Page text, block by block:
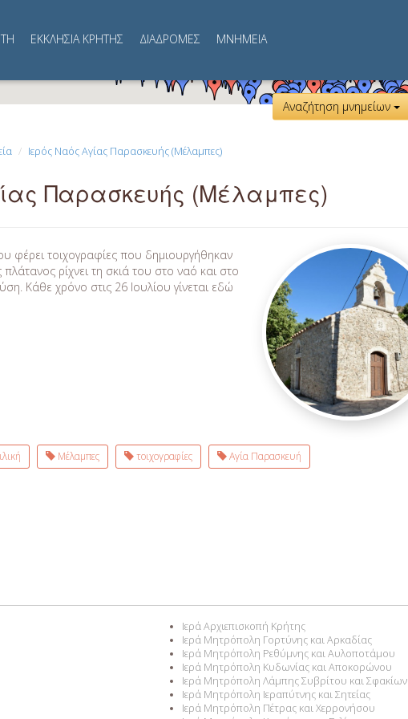
ΕΚΚΛΗΣΙΑ ΚΡΗΤΗΣ ΔΙΑΔΡΟΜΕΣ MNHMEIA
Αναζήτηση μνημείων
Ιερός Ναός Αγίας Παρασκευής (Μέλαμπες)
Παρασκευής (Μέλαμπες)
φέρει τοιχογραφίες που δημιουργήθηκαν
ρίχνει τη σκιά του στο ναό και στο
Κάθε χρόνο στις 26 Ιουλίου γίνεται εδώ
Μέλαμπες τοιχογραφίες Αγία Παρασκευή
Ιερά Αρχιεπισκοπή Κρήτης
Ιερά Μητρόπολη Γορτύνης και Αρκαδίας
Ιερά Μητρόπολη Ρεθύμνης και Αυλοποτάμου
Ιερά Μητρόπολη Κυδωνίας και Αποκορώνου
Ιερά Μητρόπολη Λάμπης Συβρίτου και Σφακίων
Ιερά Μητρόπολη Ιεραπύτνης και Σητείας
Ιερά Μητρόπολη Πέτρας και Χερρονήσου